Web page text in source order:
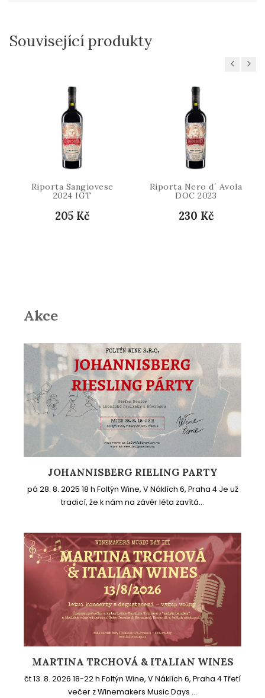
Související produkty
Previous
Riporta Sangiovese
2024 IGT
205 Kč
Riporta Nero d´ Avola
DOC 2023
230 Kč
Next
Akce
JOHANNISBERG RIELING PARTY
pá 28. 8. 2025 18 h Foltýn Wine, V Náklích 6, Praha 4 Je už
tradicí, že k nám na závěr léta zavítá...
MARTINA TRCHOVÁ & ITALIAN WINES
čt 13. 8. 2026 18-22 h Foltýn Wine, V Náklích 6, Praha 4 Třetí
večer z Winemakers Music Days ...